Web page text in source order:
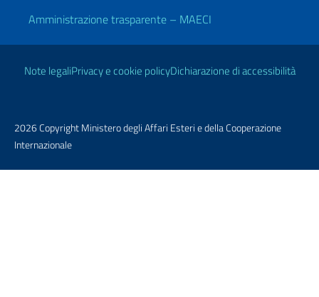
Amministrazione trasparente – MAECI
Link Utili
Note legaliPrivacy e cookie policyDichiarazione di accessibilità
2026 Copyright Ministero degli Affari Esteri e della Cooperazione
Internazionale